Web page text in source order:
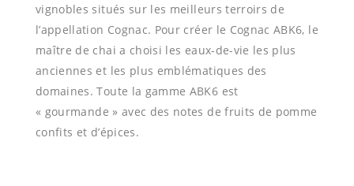
vignobles situés sur les meilleurs terroirs de
l’appellation Cognac. Pour créer le Cognac ABK6, le
maître de chai a choisi les eaux-de-vie les plus
anciennes et les plus emblématiques des
domaines. Toute la gamme ABK6 est
« gourmande » avec des notes de fruits de pomme
confits et d’épices.